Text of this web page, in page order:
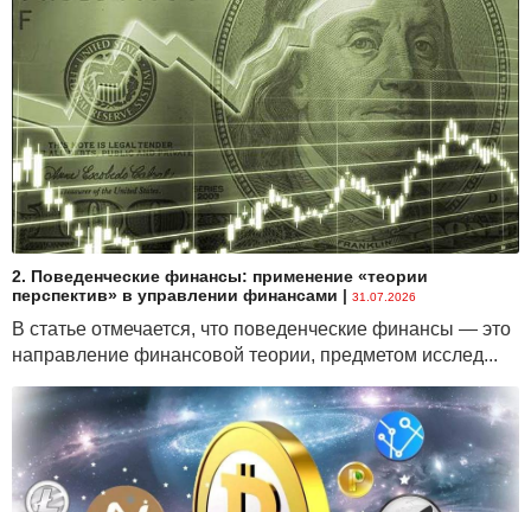
2. Поведенческие финансы: применение «теории
перспектив» в управлении финансами | 31.07.2026
В статье отмечается, что поведенческие финансы — это
направление финансовой теории, предметом исслед...